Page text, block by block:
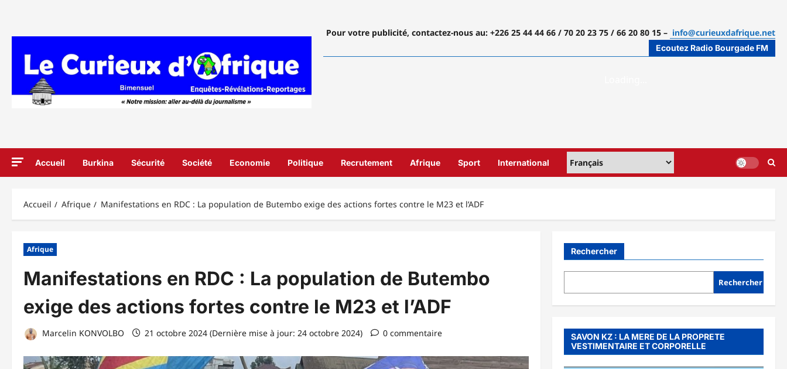
Pour votre publicité, contactez-nous au: +226 25 44 44 66 / 70 20 23 75 / 66 20 80 15 – info@curieuxdafrique.net
Ecoutez Radio Bourgade FM
Accueil Burkina Sécurité Société Economie Politique Recrutement Afrique Sport International
Accueil Afrique Manifestations en RDC : La population de Butembo exige des actions fortes contre le M23 et l’ADF
Afrique
Manifestations en RDC : La population de Butembo
exige des actions fortes contre le M23 et l’ADF
Marcelin KONVOLBO 21 octobre 2024 (Dernière mise à jour: 24 octobre 2024) 0 commentaire
Rechercher
Rechercher
SAVON KZ : LA MERE DE LA PROPRETE
VESTIMENTAIRE ET CORPORELLE